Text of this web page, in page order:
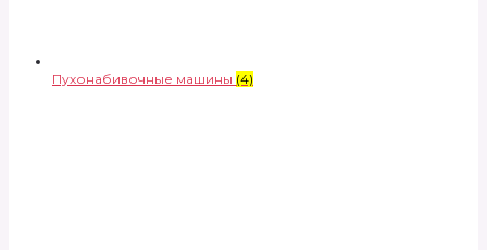
Пухонабивочные машины (4)